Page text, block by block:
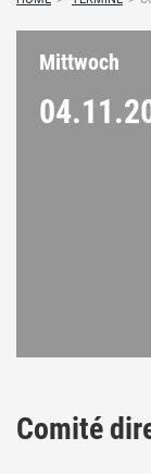
Mittwoch
04.11.
Comité